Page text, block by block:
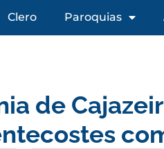
Clero Paroquias
de